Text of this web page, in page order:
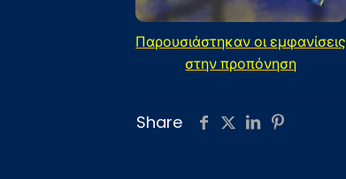
Παρουσιάστηκαν οι εμφανίσεις
στην προπόνηση
Share